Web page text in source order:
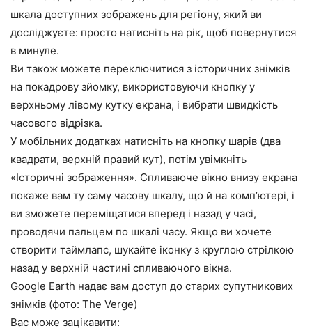
шкала доступних зображень для регіону, який ви
досліджуєте: просто натисніть на рік, щоб повернутися
в минуле.
Ви також можете переключитися з історичних знімків
на покадрову зйомку, використовуючи кнопку у
верхньому лівому кутку екрана, і вибрати швидкість
часового відрізка.
У мобільних додатках натисніть на кнопку шарів (два
квадрати, верхній правий кут), потім увімкніть
«Історичні зображення». Спливаюче вікно внизу екрана
покаже вам ту саму часову шкалу, що й на комп’ютері, і
ви зможете переміщатися вперед і назад у часі,
проводячи пальцем по шкалі часу. Якщо ви хочете
створити таймлапс, шукайте іконку з круглою стрілкою
назад у верхній частині спливаючого вікна.
Google Earth надає вам доступ до старих супутникових
знімків (фото: The Verge)
Вас може зацікавити: